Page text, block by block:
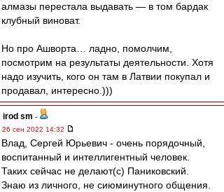
алмазы перестала выдавать — в том бардак
клубный виноват.
Но про Ашворта… ладно, помолчим,
посмотрим на результаты деятельности. Хотя
надо изучить, кого он там в Латвии покупал и
продавал, интересно.)))
irod sm -
26 сен 2022 14:32
Влад, Сергей Юрьевич - очень порядочный,
воспитанный и интеллигентный человек.
Таких сейчас не делают(с) Паниковский.
Знаю из личного, не сиюминутного общения.